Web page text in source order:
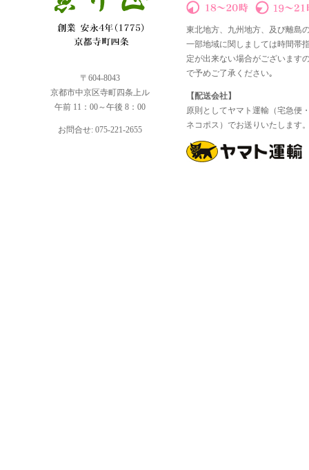
〒604-8043
京都市中京区寺町四条上ル
午前 11：00～午後 8：00
お問合せ: 075-221-2655
東北地方、九州地方、及び離島
一部地域に関しましては時間帯
定が出来ない場合がございます
で予めご了承ください｡
【配送会社】
原則としてヤマト運輸（宅急便
ネコポス）でお送りいたします